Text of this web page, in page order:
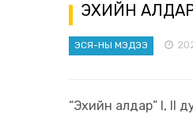
ЭХИЙН
ЭСЯ-НЫ МЭДЭЭ
“Эхийн алдар” I, II